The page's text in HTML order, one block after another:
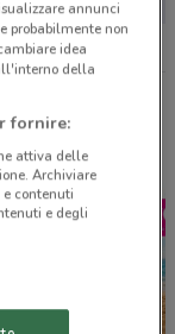
annunci
probabilmente non
idea
della
fornire:
attiva delle
Archiviare
contenuti
e degli